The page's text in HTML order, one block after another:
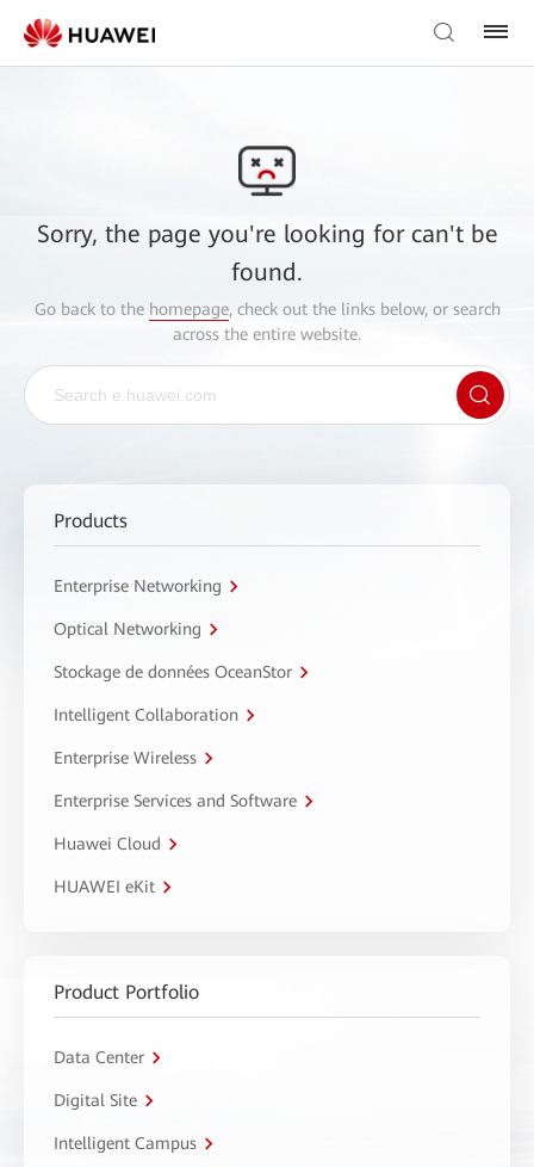
Sorry, the page you're looking for can't be
found.
Go back to the homepage, check out the links below, or search
across the entire website.
Products
Enterprise Networking
Optical Networking
Stockage de données OceanStor
Intelligent Collaboration
Enterprise Wireless
Enterprise Services and Software
Huawei Cloud
HUAWEI eKit
Product Portfolio
Data Center
Digital Site
Intelligent Campus